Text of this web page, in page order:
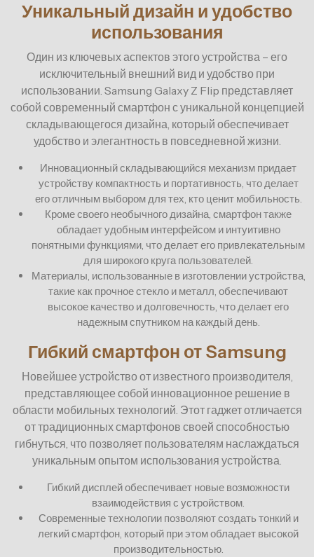
Уникальный дизайн и удобство
использования
Один из ключевых аспектов этого устройства – его
исключительный внешний вид и удобство при
использовании. Samsung Galaxy Z Flip представляет
собой современный смартфон с уникальной концепцией
складывающегося дизайна, который обеспечивает
удобство и элегантность в повседневной жизни.
Инновационный складывающийся механизм придает
устройству компактность и портативность, что делает
его отличным выбором для тех, кто ценит мобильность.
Кроме своего необычного дизайна, смартфон также
обладает удобным интерфейсом и интуитивно
понятными функциями, что делает его привлекательным
для широкого круга пользователей.
Материалы, использованные в изготовлении устройства,
такие как прочное стекло и металл, обеспечивают
высокое качество и долговечность, что делает его
надежным спутником на каждый день.
Гибкий смартфон от Samsung
Новейшее устройство от известного производителя,
представляющее собой инновационное решение в
области мобильных технологий. Этот гаджет отличается
от традиционных смартфонов своей способностью
гибнуться, что позволяет пользователям наслаждаться
уникальным опытом использования устройства.
Гибкий дисплей обеспечивает новые возможности
взаимодействия с устройством.
Современные технологии позволяют создать тонкий и
легкий смартфон, который при этом обладает высокой
производительностью.